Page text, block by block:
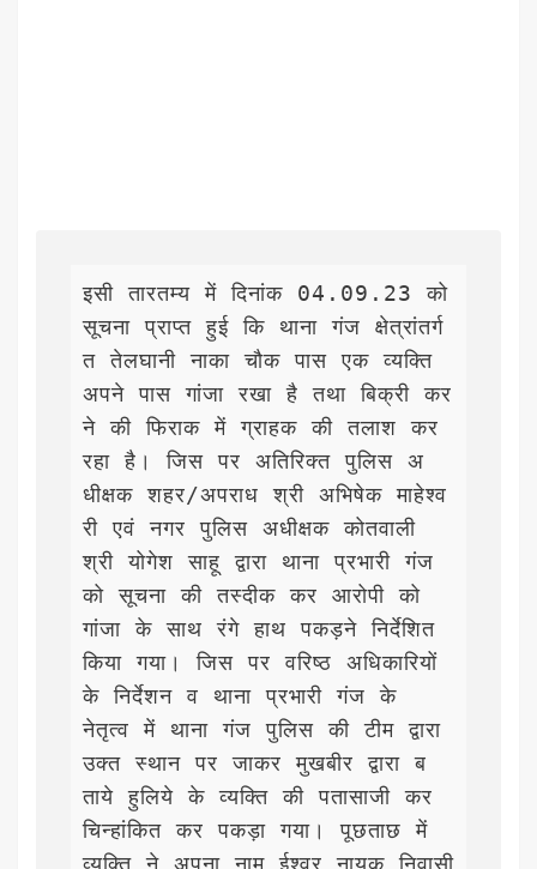
इसी तारतम्य में दिनांक 04.09.23 को
सूचना प्राप्त हुई कि थाना गंज क्षेत्रांतर्ग
त तेलघानी नाका चौक पास एक व्यक्ति
अपने पास गांजा रखा है तथा बिक्री कर
ने की फिराक में ग्राहक की तलाश कर
रहा है। जिस पर अतिरिक्त पुलिस अ
धीक्षक शहर/अपराध श्री अभिषेक माहेश्व
री एवं नगर पुलिस अधीक्षक कोतवाली
श्री योगेश साहू द्वारा थाना प्रभारी गंज
को सूचना की तस्दीक कर आरोपी को
गांजा के साथ रंगे हाथ पकड़ने निर्देशित
किया गया। जिस पर वरिष्ठ अधिकारियों
के निर्देशन व थाना प्रभारी गंज के
नेतृत्व में थाना गंज पुलिस की टीम द्वारा
उक्त स्थान पर जाकर मुखबीर द्वारा ब
ताये हुलिये के व्यक्ति की पतासाजी कर
चिन्हांकित कर पकड़ा गया। पूछताछ में
व्यक्ति ने अपना नाम ईश्वर नायक निवासी